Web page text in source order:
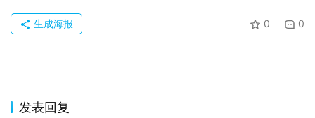
0 0
生成海报
发表回复